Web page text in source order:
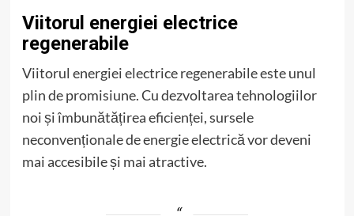
Viitorul energiei electrice
regenerabile
Viitorul energiei electrice regenerabile este unul
plin de promisiune. Cu dezvoltarea tehnologiilor
noi și îmbunătățirea eficienței, sursele
neconvenționale de energie electrică vor deveni
mai accesibile și mai atractive.